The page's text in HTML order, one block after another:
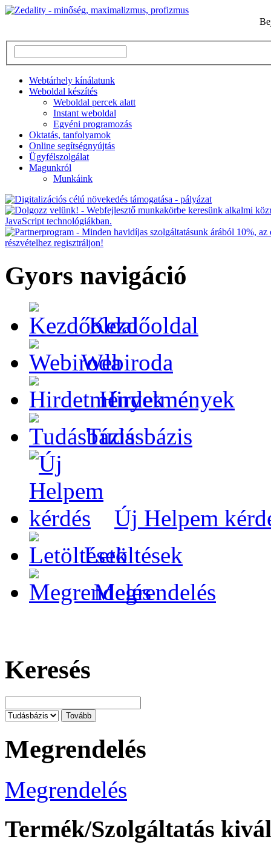
Webtárhely kínálatunk
Weboldal készítés
Weboldal percek alatt
Instant weboldal
Egyéni programozás
Oktatás, tanfolyamok
Online segítségnyújtás
Ügyfélszolgálat
Magunkról
Munkáink
Gyors navigáció
Kezdőoldal
Webiroda
Hirdetmények
Tudásbázis
Új Helpem
Letöltések
Megrendelés
Keresés
Megrendelés
Megrendelés
Termék/Szolgáltatás